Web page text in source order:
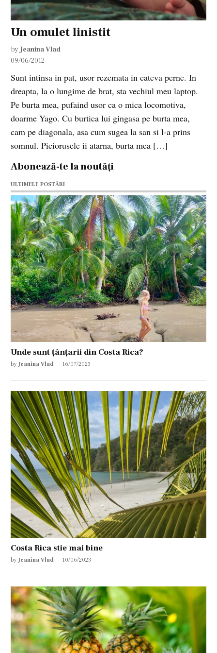
Un omulet linistit
by Jeanina Vlad
09/06/2012
Sunt intinsa in pat, usor rezemata in cateva perne. In
dreapta, la o lungime de brat, sta vechiul meu laptop.
Pe burta mea, pufaind usor ca o mica locomotiva,
doarme Yago. Cu burtica lui gingasa pe burta mea,
cam pe diagonala, asa cum sugea la san si l-a prins
somnul. Piciorusele ii atarna, burta mea […]
Abonează-te la noutăți
ULTIMELE POSTĂRI
Unde sunt țânțarii din Costa Rica?
by Jeanina Vlad 16/07/2023
Costa Rica stie mai bine
by Jeanina Vlad 10/06/2023